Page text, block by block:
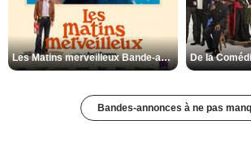
Les Matins merveilleux Bande-annonce VF
Bandes-annonces à ne pas